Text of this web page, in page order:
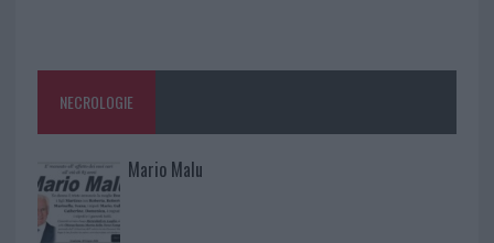
NECROLOGIE
Mario Malu